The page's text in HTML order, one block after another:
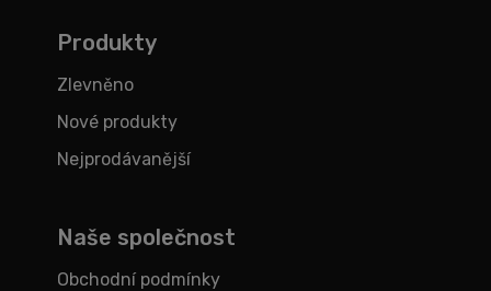
Produkty
Zlevněno
Nové produkty
Nejprodávanější
Naše společnost
Obchodní podmínky